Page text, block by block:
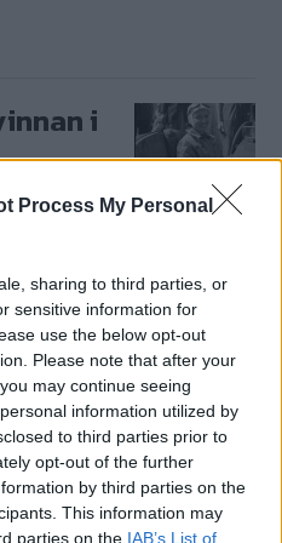
Process My Personal
sharing to third parties, or
sensitive information for
use the below opt-out
Please note that after your
may continue seeing
information utilized by
to third parties prior to
opt-out of the further
by third parties on the
This information may
parties on the IAB’s List of
i
de Filippis var den första
sin död vid 89 års ålder
Biturbo kostade som
Minst. Idag? Från
annanstans kostar så mycket